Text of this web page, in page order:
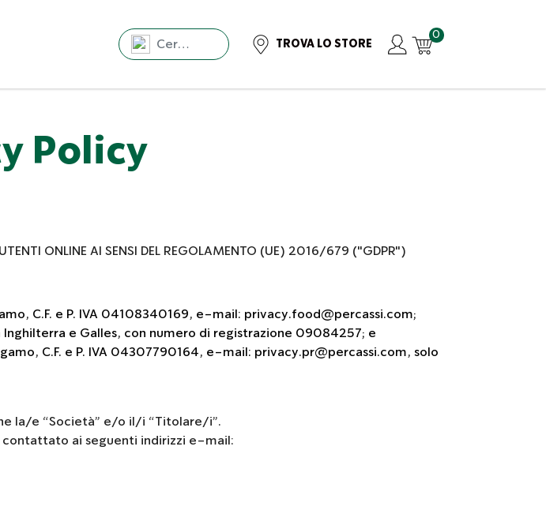
TROVA LO STORE
0
Policy
ONLINE AI SENSI DEL REGOLAMENTO (UE) 2016/679 ("GDPR")
C.F. e P. IVA 04108340169, e-mail: privacy.food@percassi.com;
e Galles, con numero di registrazione 09084257; e
C.F. e P. IVA 04307790164, e-mail: privacy.pr@percassi.com, solo
la/e “Società” e/o il/i “Titolare/i”.
contattato ai seguenti indirizzi e-mail: